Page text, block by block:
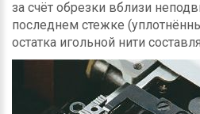
за счёт обрезки вблизи
последнем стежке
остатка игольной нити